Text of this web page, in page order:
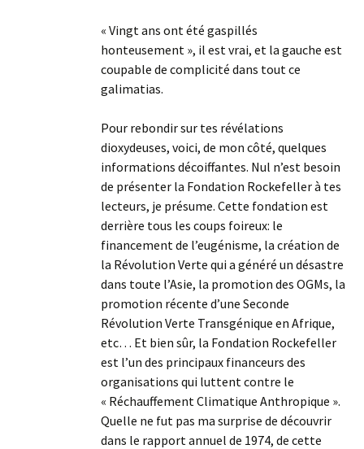
« Vingt ans ont été gaspillés
honteusement », il est vrai, et la gauche est
coupable de complicité dans tout ce
galimatias.
Pour rebondir sur tes révélations
dioxydeuses, voici, de mon côté, quelques
informations décoiffantes. Nul n’est besoin
de présenter la Fondation Rockefeller à tes
lecteurs, je présume. Cette fondation est
derrière tous les coups foireux: le
financement de l’eugénisme, la création de
la Révolution Verte qui a généré un désastre
dans toute l’Asie, la promotion des OGMs, la
promotion récente d’une Seconde
Révolution Verte Transgénique en Afrique,
etc… Et bien sûr, la Fondation Rockefeller
est l’un des principaux financeurs des
organisations qui luttent contre le
« Réchauffement Climatique Anthropique ».
Quelle ne fut pas ma surprise de découvrir
dans le rapport annuel de 1974, de cette